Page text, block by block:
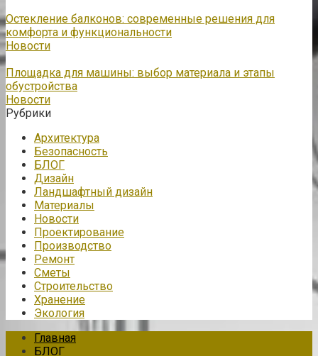
Остекление балконов: современные решения для
комфорта и функциональности
Новости
Площадка для машины: выбор материала и этапы
обустройства
Новости
Рубрики
Архитектура
Безопасность
БЛОГ
Дизайн
Ландшафтный дизайн
Материалы
Новости
Проектирование
Производство
Ремонт
Сметы
Строительство
Хранение
Экология
Главная
БЛОГ